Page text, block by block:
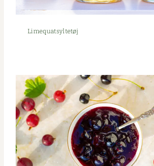
Lime­quat­syl­tetøj